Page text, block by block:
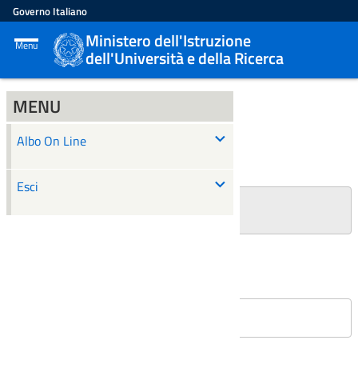
Governo Italiano
Menu Ministero dell'Istruzione
dell'Università e della Ricerca
MENU
Albo On Line
Esci
ALBO ON LINE
Ricerca